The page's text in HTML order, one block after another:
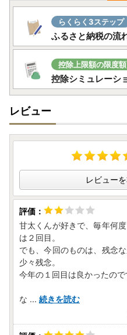
らくらく3ステップ
ふるさと納税の流
控除上限額の限度
控除シミュレーシ
レビュー
レビュー
甘太くんが好きで、毎年何
は２回目。
でも、今回のものは、残念
少々残念。
今年の１回目は良かったので
な ... 続きを読む